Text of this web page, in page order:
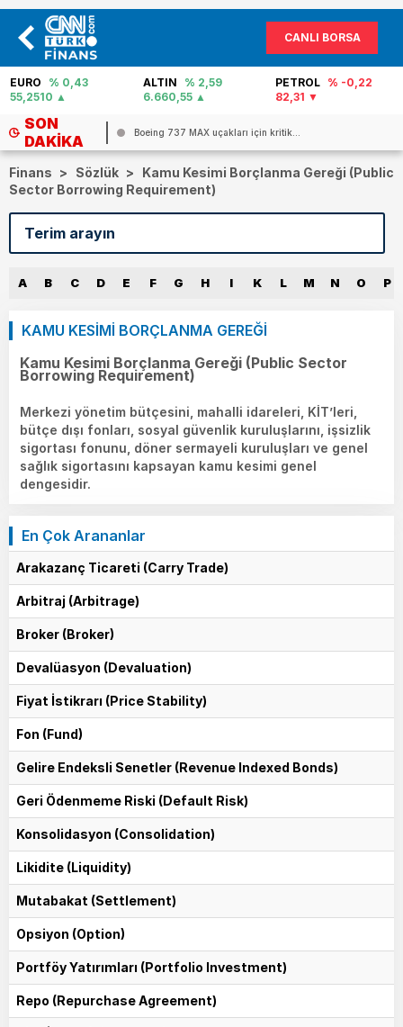
CANLI BORSA
EURO
% 0,43
55,2510
ALTIN
% 2,59
6.660,55
PETROL % -0,22
82,31
SON
DAKIKA
Boeing 737 MAX uçakları için kritik...
Finans > Sözlük >
Kamu Kesimi Borçlanma Gereği (Public
Sector Borrowing Requirement)
A B C D E F G H I K L M N O P
KAMU KESİMİ BORÇLANMA GEREĞİ
Kamu Kesimi Borçlanma Gereği (Public Sector
Borrowing Requirement)
Merkezi yönetim bütçesini, mahalli idareleri, KİT’leri,
bütçe dışı fonları, sosyal güvenlik kuruluşlarını, işsizlik
sigortası fonunu, döner sermayeli kuruluşları ve genel
sağlık sigortasını kapsayan kamu kesimi genel
dengesidir.
En Çok Arananlar
Arakazanç Ticareti (Carry Trade)
Arbitraj (Arbitrage)
Broker (Broker)
Devalüasyon (Devaluation)
Fiyat İstikrarı (Price Stability)
Fon (Fund)
Gelire Endeksli Senetler (Revenue Indexed Bonds)
Geri Ödenmeme Riski (Default Risk)
Konsolidasyon (Consolidation)
Likidite (Liquidity)
Mutabakat (Settlement)
Opsiyon (Option)
Portföy Yatırımları (Portfolio Investment)
Repo (Repurchase Agreement)